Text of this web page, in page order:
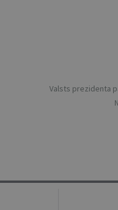
Valsts prezidenta